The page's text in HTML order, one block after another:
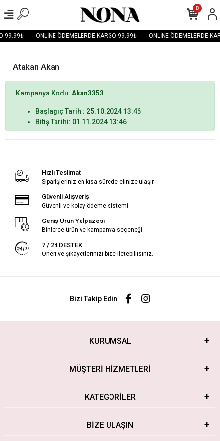
99.99₺ ONLİNE ÖDEMELERDE KARGO 99.99₺ ONLİNE ÖDEMELERDE
0
Atakan Akan
Kampanya Kodu: Akan3353
Başlagıç Tarihi: 25.10.2024 13:46
Bitiş Tarihi: 01.11.2024 13:46
Hızlı Teslimat
Siparişleriniz en kısa sürede elinize ulaşır.
Güvenli Alışveriş
Güvenli ve kolay ödeme sistemi
Geniş Ürün Yelpazesi
Binlerce ürün ve kampanya seçeneği
7 / 24 DESTEK
Öneri ve şikayetlerinizi bize iletebilirsiniz.
Bizi Takip Edin
KURUMSAL
MÜŞTERİ HİZMETLERİ
KATEGORİLER
BİZE ULAŞIN